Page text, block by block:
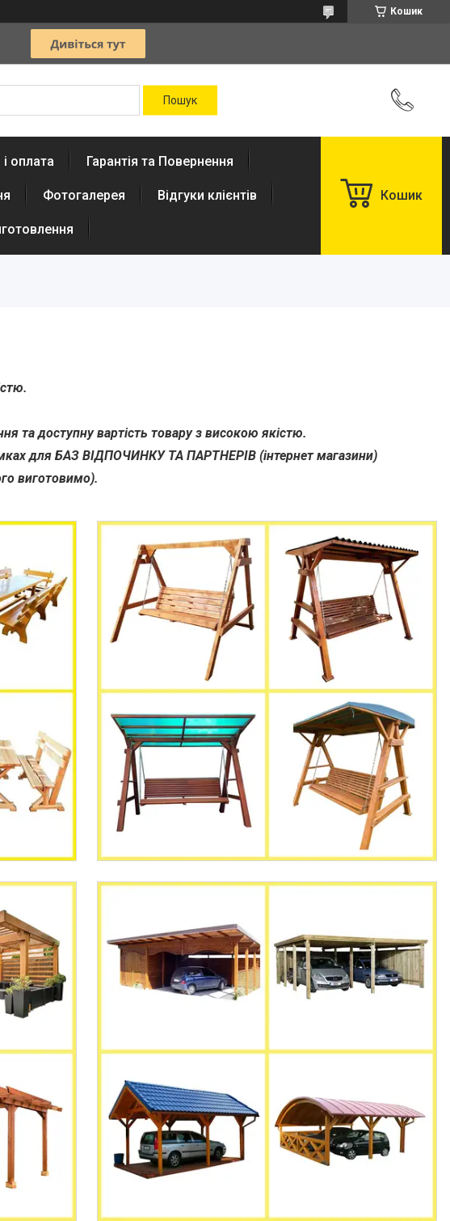
Кошик
оплата Гарантія та Повернення
Фотогалерея Відгуки клієнтів Кошик
та доступну вартість товару з високою якістю.
для БАЗ ВІДПОЧИНКУ ТА ПАРТНЕРІВ (інтернет магазини)
виготовимо).